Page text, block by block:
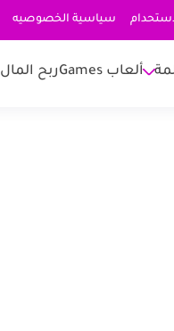
سياسية الخصوصيه
ألعاب Games ربح المال